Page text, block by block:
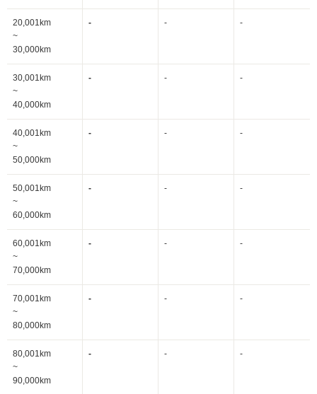
20,001km
~
30,000km
- - -
30,001km
~
40,000km
- - -
40,001km
~
50,000km
- - -
50,001km
~
60,000km
- - -
60,001km
~
70,000km
- - -
70,001km
~
80,000km
- - -
80,001km
~
90,000km
- - -